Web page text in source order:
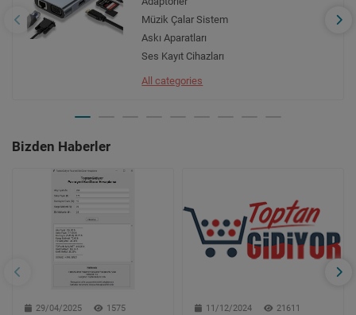
Müzik Çalar Sistem
Askı Aparatları
Ses Kayıt Cihazları
All categories
Bizden Haberler
29/04/2025 1575 11/12/2024 21611